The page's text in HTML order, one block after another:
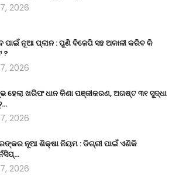
2026
ପାଇଁ ନୂଆ ପ୍ଲାନ : ପୁଣି ବିଜେପି ସହ ଅକାଳୀ କରିବ କି
?
2026
ହେଲା ଖରିଫ ଧାନ କିଣା ପଞ୍ଜୀକରଣ, ଅଗଷ୍ଟ ୩୧ ସୁଦ୍ଧା
2026
ନୂଆ ଶିକ୍ଷା ନିୟମ : ଡିଗ୍ରୀ ପାଇଁ ଏଣିକି
2026